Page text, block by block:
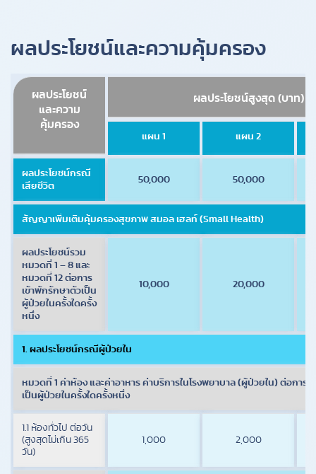
ผลประโยชน์และความคุ้มครอง
ผลประโยชน์
และความ
คุ้มครอง
ผลประโยชน์สูงสุด (บาท)
แผน 1 แผน 2
ผลประโยชน์กรณี
เสียชีวิต
50,000 50,000
สัญญาเพิ่มเติมคุ้มครองสุขภาพ สมอล เฮลท์ (Small Health)
ผลประโยชน์รวม
หมวดที่ 1 – 8 และ
หมวดที่ 12 ต่อการ
เข้าพักรักษาตัวเป็น
ผู้ป่วยในครั้งใดครั้ง
หนึ่ง
10,000 20,000
1. ผลประโยชน์กรณีผู้ป่วยใน
หมวดที่ 1 ค่าห้อง และค่าอาหาร ค่าบริการในโรงพยาบาล (ผู้ป่วยใน) ต่อการ
เป็นผู้ป่วยในครั้งใดครั้งหนึ่ง
1.1 ห้องทั่วไป ต่อวัน
(สูงสุดไม่เกิน 365
วัน)
1,000 2,000